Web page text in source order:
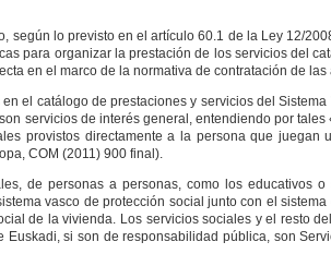
según lo previsto en el artículo 60.1 de la Ley 12/
para organizar la prestación de los servicios del
en el marco de la normativa de contratación de
el catálogo de prestaciones y servicios del
servicios de interés general, entendiendo por
provistos directamente a la persona que
COM (2011) 900 final).
de personas a personas, como los educativos
vasco de protección social junto con el
de la vivienda. Los servicios sociales y el resto
Euskadi, si son de responsabilidad pública, son